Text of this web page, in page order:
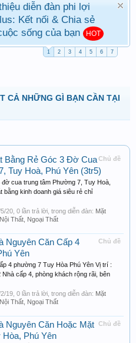
diễn đàn phi lợi
Kết nối & Chia sẻ
sống của bạn
HOT
1 2 3 4 5 6 7
CẢ NHỮNG GÌ BẠN CẦN TẠI
Chủ đề
Bằng Rẻ Góc 3 Đờ Cua
Tuy Hoà, Phú Yên (3tr5)
cua trung tâm Phường 7, Tuy Hoà,
bằng kinh doanh giá siêu rẻ chỉ
20 , 0 lần trả lời, trong diễn đàn: Mặt
Thất, Ngoại Thất
Chủ đề
Nguyên Căn Cấp 4
Yên
4 phường 7 Tuy Hòa Phú Yên Vị trí :
cấp 4, phòng khách rộng rãi, bên
19 , 0 lần trả lời, trong diễn đàn: Mặt
Thất, Ngoại Thất
Chủ đề
Nguyên Căn Hoặc Mặt
Hòa, Phú Yên